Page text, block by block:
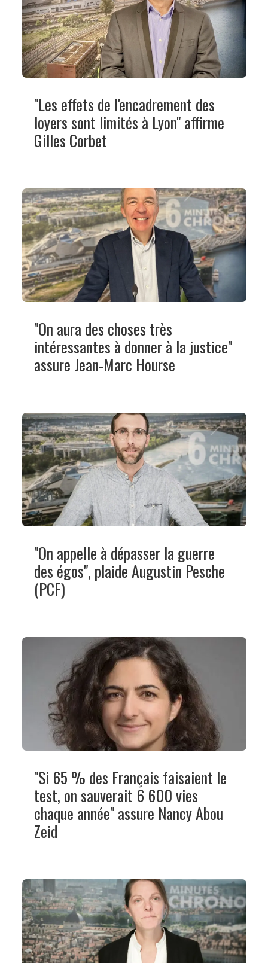
"Les effets de l'encadrement des
loyers sont limités à Lyon" affirme
Gilles Corbet
"On aura des choses très
intéressantes à donner à la justice"
assure Jean-Marc Hourse
"On appelle à dépasser la guerre
des égos", plaide Augustin Pesche
(PCF)
"Si 65 % des Français faisaient le
test, on sauverait 6 600 vies
chaque année" assure Nancy Abou
Zeid